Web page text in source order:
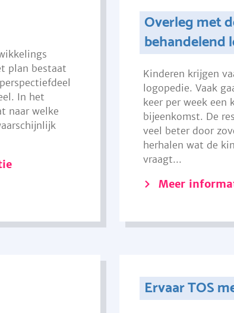
plan bestaat
In het
naar welke
Overleg met
behandelend
Kinderen krijgen
logopedie. Vaak
keer per week een
bijeenkomst. De
veel beter door
herhalen wat de
vraagt...
Meer
Ervaar TOS